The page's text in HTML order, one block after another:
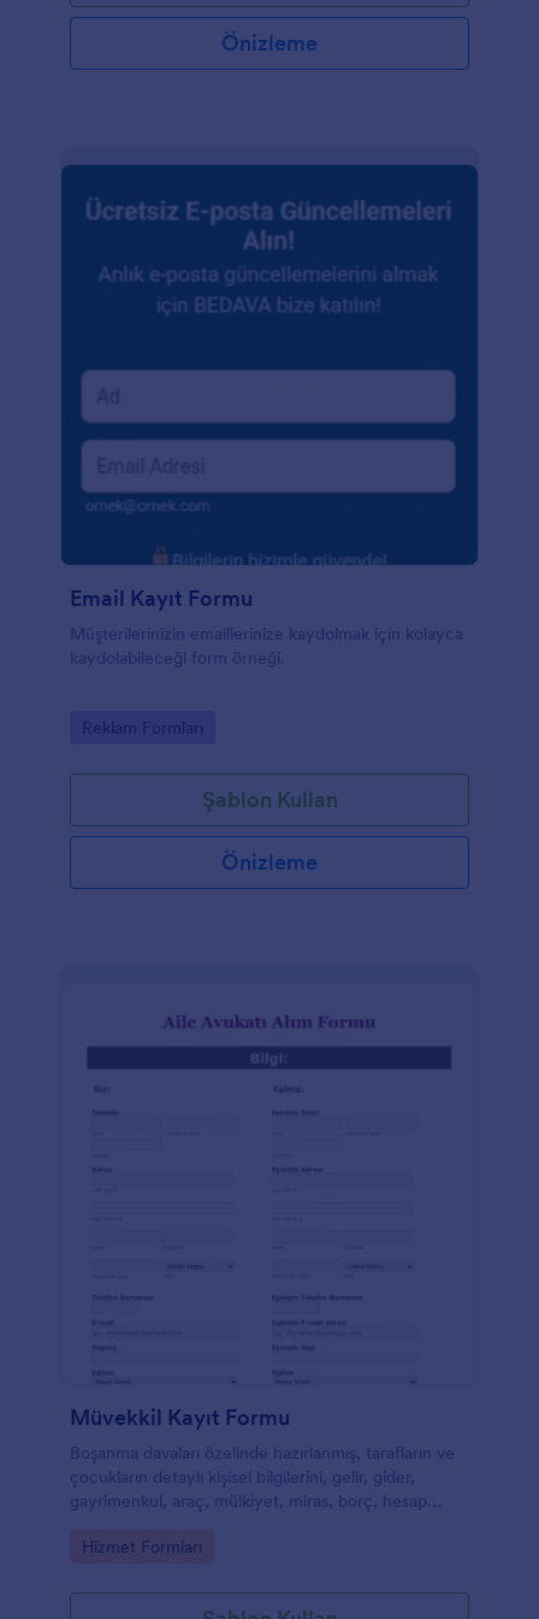
Önizleme
Email Kayıt Formu
Müşterilerinizin emaillerinize kaydolmak için kolayca
kaydolabileceği form örneği.
Go to Category:
Reklam Formları
Şablon Kullan
Önizleme
Müvekkil Kayıt Formu
Boşanma davaları özelinde hazırlanmış, tarafların ve
çocukların detaylı kişisel bilgilerini, gelir, gider,
gayrimenkul, araç, mülkiyet, miras, borç, hesap
kayıt formu.
Go to Category:
Hizmet Formları